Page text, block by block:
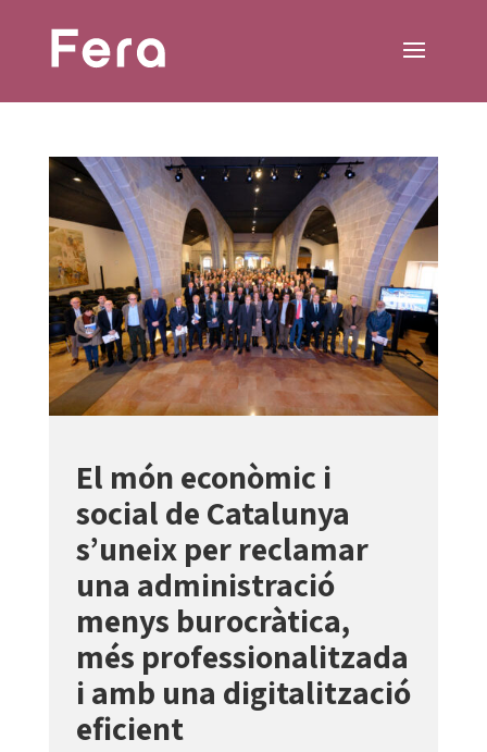
El món econòmic i
social de Catalunya
s’uneix per reclamar
una administració
menys burocràtica,
més professionalitzada
i amb una digitalització
eficient